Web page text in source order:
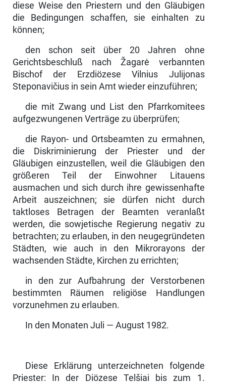
diese Weise den Priestern und den Gläubigen
die Bedingungen schaffen, sie einhalten zu
können;
den schon seit über 20 Jahren ohne
Gerichtsbeschluß nach Žagarė verbann­ten
Bischof der Erzdiözese Vilnius Julijonas
Steponavičius in sein Amt wieder einzuführen;
die mit Zwang und List den Pfarrkomitees
aufgezwungenen Verträge zu überprüfen;
die Rayon- und Ortsbeamten zu ermahnen,
die Diskriminierung der Priester und der
Gläubigen einzustellen, weil die Gläubigen den
größeren Teil der Einwohner Litauens
ausmachen und sich durch ihre gewissenhafte
Arbeit auszeichnen; sie dürfen nicht durch
taktloses Betragen der Beamten veranlaßt
werden, die sowjetische Regierung negativ zu
betrachten; zu erlauben, in den neugegründeten
Städten, wie auch in den Mikrorayons der
wachsenden Städte, Kirchen zu errichten;
in den zur Aufbahrung der Verstorbenen
bestimmten Räumen religiöse Handlungen
vorzunehmen zu erlauben.
In den Monaten Juli — August 1982.
Diese Erklärung unterzeichneten folgende
Priester: In der Diözese Telšiai bis zum 1.